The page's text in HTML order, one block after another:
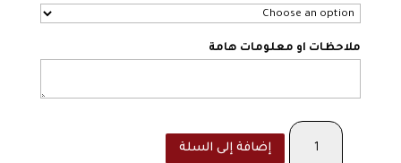
ملاحظات او معلومات هامة
كمية
إضافة إلى السلة